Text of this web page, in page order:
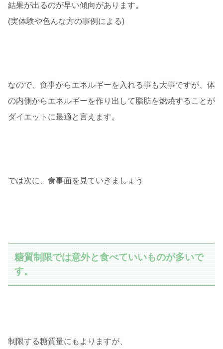
結果が出るのが早い傾向があります。
(実体験や色んな方の事例による)
なので、食事からエネルギーを入れる事も大事ですが、体
の内側からエネルギーを作り出して脂肪を燃焼することが
ダイエットに最適と言えます。
では次に、食事面を見ていきましょう
糖質制限では意外と食べていいものが多いで
す。
制限する糖質量にもよりますが、